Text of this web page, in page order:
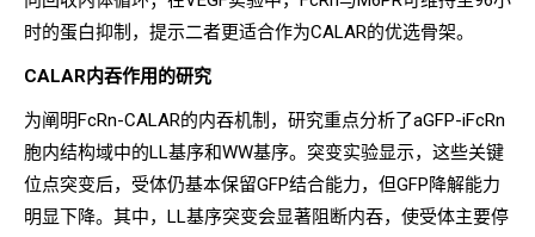
时的蛋白抑制，提示二者更适合作为CALAR的优选骨架。
CALAR内吞作用的研究
为阐明FcRn-CALAR的内吞机制，研究重点分析了aGFP-iFcRn
胞内结构域中的LL基序和WW基序。突变实验显示，这些关键
位点突变后，受体仍基本保留GFP结合能力，但GFP降解能力
明显下降。其中，LL基序突变会显著阻断内吞，使受体主要停